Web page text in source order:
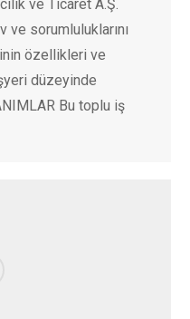
ve Ticaret A.Ş.
ve sorumluluklarını
özellikleri ve
düzeyinde
Bu toplu iş